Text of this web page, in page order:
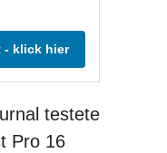
- klick hier
testete
Pro 16